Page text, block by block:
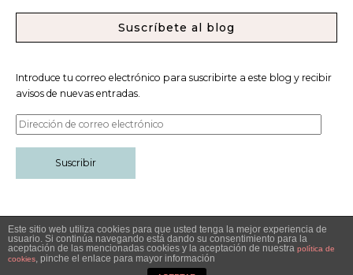
Suscríbete al blog
Introduce tu correo electrónico para suscribirte a este blog y recibir
avisos de nuevas entradas.
Suscribir
Política de privacidad
Diseñado por Trece Matices
©2021 -Estilo Escandivano. Todos los derechos reservados.
Este sitio web utiliza cookies para que usted tenga la mejor experiencia de
usuario. Si continúa navegando está dando su consentimiento para la
aceptación de las mencionadas cookies y la aceptación de nuestra política de
cookies, pinche el enlace para mayor información